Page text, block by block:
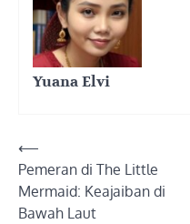
Yuana Elvi
Post
navigation
⟵
Pemeran di The Little
Mermaid: Keajaiban di
Bawah Laut